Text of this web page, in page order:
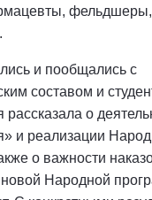
и пообщались с
составом и
рассказала о
и реализации
о важности
Народной